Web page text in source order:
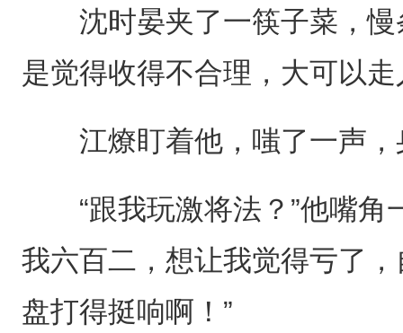
沈时晏夹了一筷子菜，慢
是觉得收得不合理，大可以走
江燎盯着他，嗤了一声，
“跟我玩激将法？”他嘴角
我六百二，想让我觉得亏了
盘打得挺响啊！”